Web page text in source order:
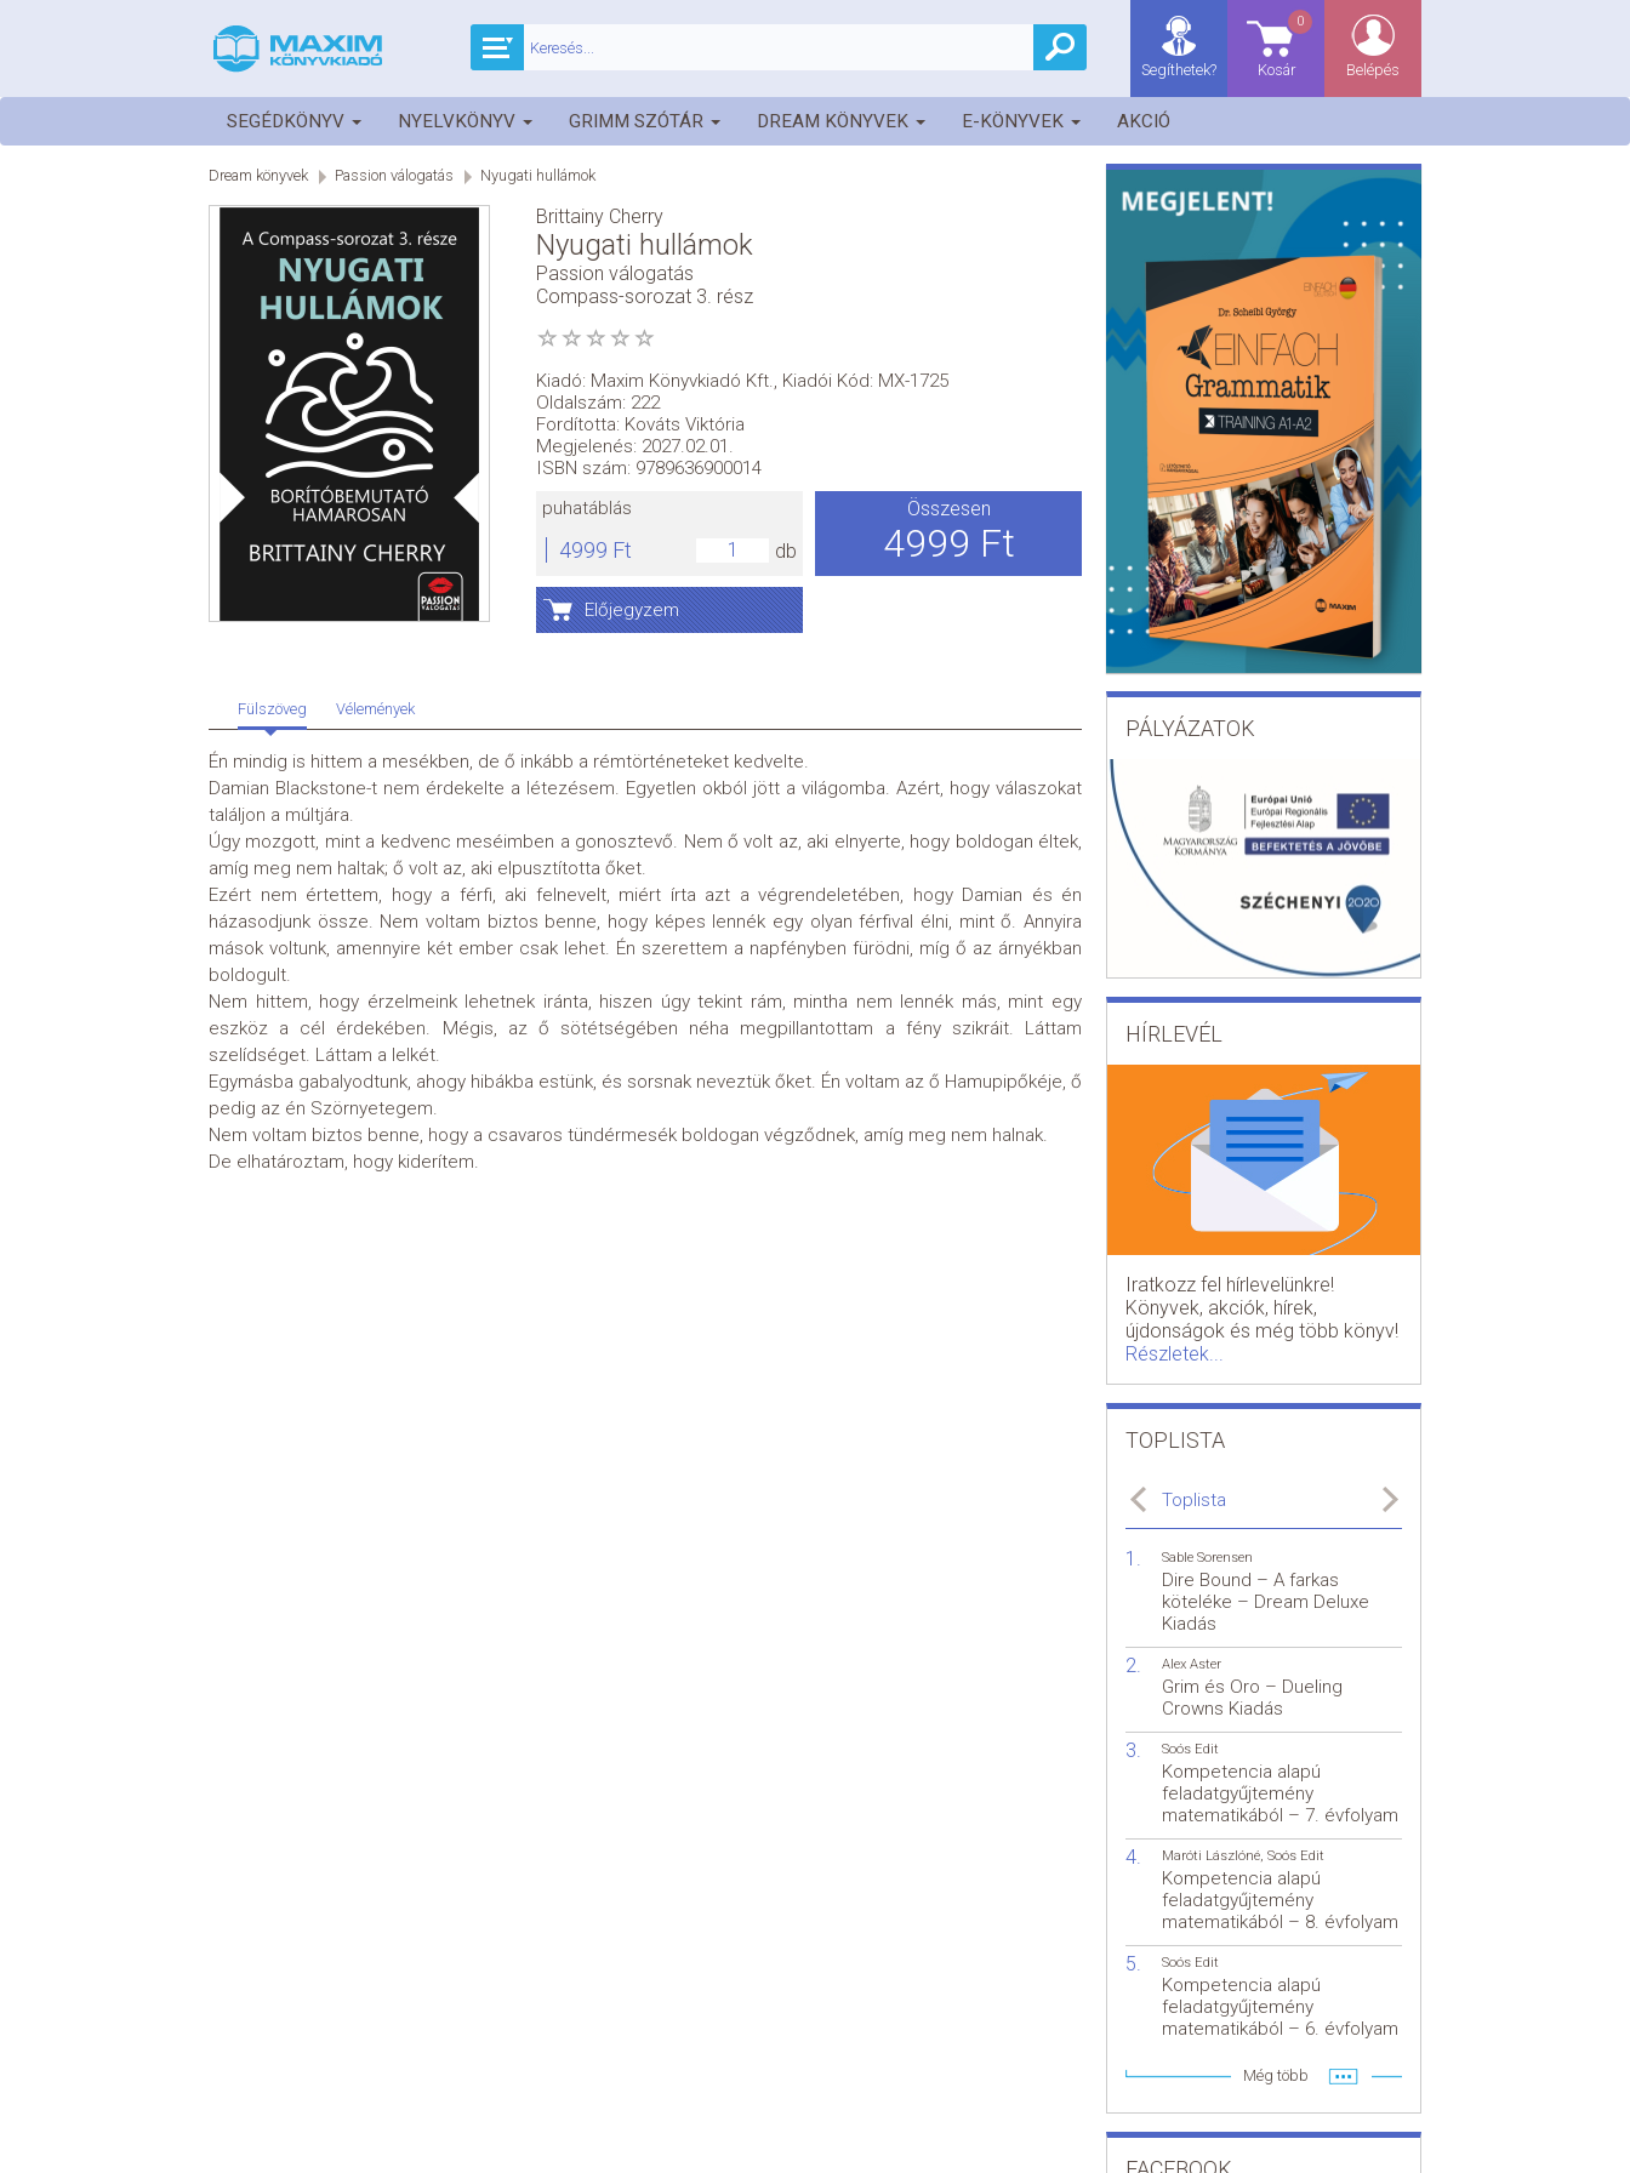
Belépés
Kosár
0
Segíthetek?
SEGÉDKÖNYV NYELVKÖNYV GRIMM SZÓTÁR DREAM KÖNYVEK E-KÖNYVEK AKCIÓ
Dream könyvek Passion válogatás Nyugati hullámok
Brittainy Cherry
Nyugati hullámok
Passion válogatás
Compass-sorozat 3. rész
Kiadó: Maxim Könyvkiadó Kft.
Kiadói Kód: MX-1725
Oldalszám: 222
Fordította: Kováts Viktória
Megjelenés: 2027.02.01.
ISBN szám: 9789636900014
Előjegyzem
puhatáblás
4999 Ft db
Összesen
4999 Ft
Fülszöveg Vélemények
Én mindig is hittem a mesékben, de ő inkább a rémtörténeteket kedvelte.
Damian Blackstone-t nem érdekelte a létezésem. Egyetlen okból jött a világomba. Azért, hogy válaszokat
találjon a múltjára.
Úgy mozgott, mint a kedvenc meséimben a gonosztevő. Nem ő volt az, aki elnyerte, hogy boldogan éltek,
amíg meg nem haltak; ő volt az, aki elpusztította őket.
Ezért nem értettem, hogy a férfi, aki felnevelt, miért írta azt a végrendeletében, hogy Damian és én
házasodjunk össze. Nem voltam biztos benne, hogy képes lennék egy olyan férfival élni, mint ő. Annyira
mások voltunk, amennyire két ember csak lehet. Én szerettem a napfényben fürödni, míg ő az árnyékban
boldogult.
Nem hittem, hogy érzelmeink lehetnek iránta, hiszen úgy tekint rám, mintha nem lennék más, mint egy
eszköz a cél érdekében. Mégis, az ő sötétségében néha megpillantottam a fény szikráit. Láttam
szelídséget. Láttam a lelkét.
Egymásba gabalyodtunk, ahogy hibákba estünk, és sorsnak neveztük őket. Én voltam az ő Hamupipőkéje, ő
pedig az én Szörnyetegem.
Nem voltam biztos benne, hogy a csavaros tündérmesék boldogan végződnek, amíg meg nem halnak.
De elhatároztam, hogy kiderítem.
PÁLYÁZATOK
HÍRLEVÉL
Iratkozz fel hírlevelünkre!
Könyvek, akciók, hírek,
újdonságok és még több könyv!
Részletek...
TOPLISTA
Toplista
Sable Sorensen
Dire Bound – A farkas
köteléke – Dream Deluxe
Kiadás
Alex Aster
Grim és Oro – Dueling
Crowns Kiadás
Soós Edit
Kompetencia alapú
feladatgyűjtemény
matematikából – 7. évfolyam
Maróti Lászlóné, Soós Edit
Kompetencia alapú
feladatgyűjtemény
matematikából – 8. évfolyam
Soós Edit
Kompetencia alapú
feladatgyűjtemény
matematikából – 6. évfolyam
Még több